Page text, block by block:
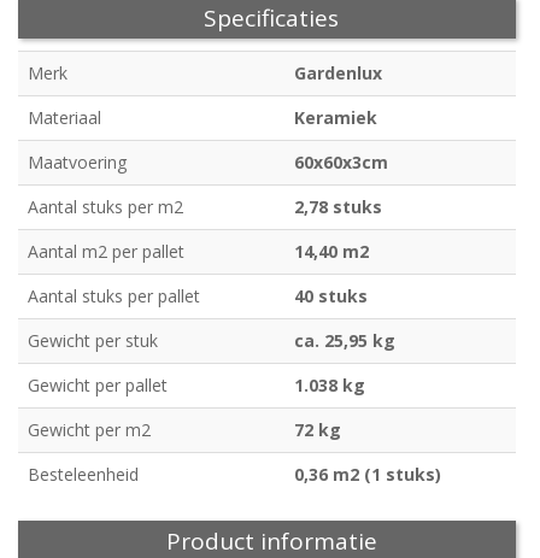
Specificaties
Merk
Gardenlux
Materiaal
Keramiek
Maatvoering
60x60x3cm
Aantal stuks per m2
2,78 stuks
Aantal m2 per pallet
14,40 m2
Aantal stuks per pallet
40 stuks
Gewicht per stuk
ca. 25,95 kg
Gewicht per pallet
1.038 kg
Gewicht per m2
72 kg
Besteleenheid
0,36 m2 (1 stuks)
Product informatie